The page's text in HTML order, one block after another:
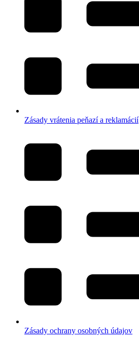
Zásady vrátenia peňazí a reklamácií
Zásady ochrany osobných údajov